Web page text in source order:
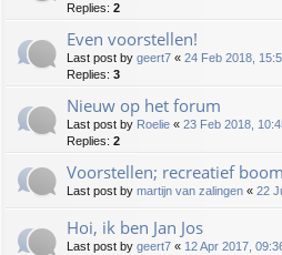
Replies: 2
Even voorstellen!
Last post by geert7 « 24 Feb 2018,
Replies: 3
Nieuw op het forum
Last post by Roelie « 23 Feb 2018,
Replies: 2
Voorstellen; recreatief
Last post by martijn van zalingen « 22
Hoi, ik ben Jan Jos
Last post by geert7 « 12 Apr 2017,